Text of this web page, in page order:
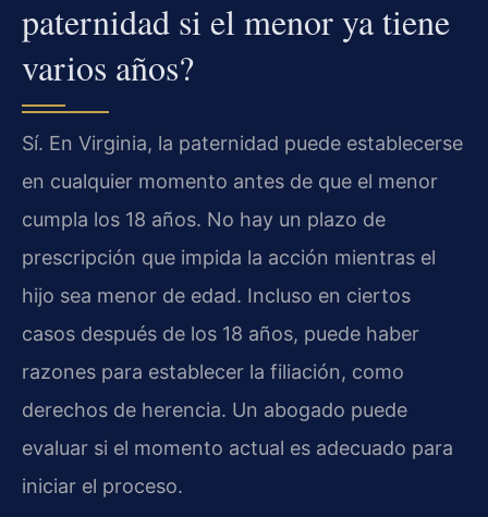
paternidad si el menor ya tiene
varios años?
Sí. En Virginia, la paternidad puede establecerse
en cualquier momento antes de que el menor
cumpla los 18 años. No hay un plazo de
prescripción que impida la acción mientras el
hijo sea menor de edad. Incluso en ciertos
casos después de los 18 años, puede haber
razones para establecer la filiación, como
derechos de herencia. Un abogado puede
evaluar si el momento actual es adecuado para
iniciar el proceso.